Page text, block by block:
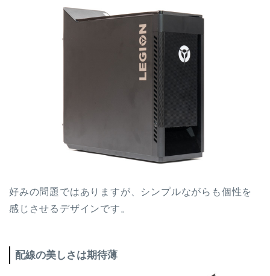
好みの問題ではありますが、シンプルながらも個性を
感じさせるデザインです。
配線の美しさは期待薄